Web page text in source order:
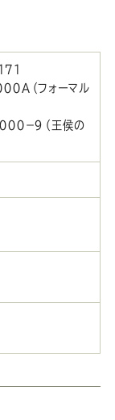
１
０A（フォーマル
０－９（王侯の